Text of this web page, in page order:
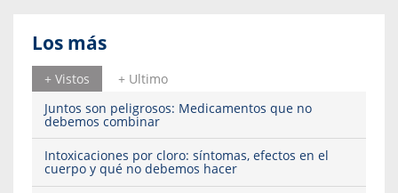
Los más
+ Vistos
+ Ultimo
Juntos son peligrosos: Medicamentos que no
debemos combinar
Intoxicaciones por cloro: síntomas, efectos en el
cuerpo y qué no debemos hacer